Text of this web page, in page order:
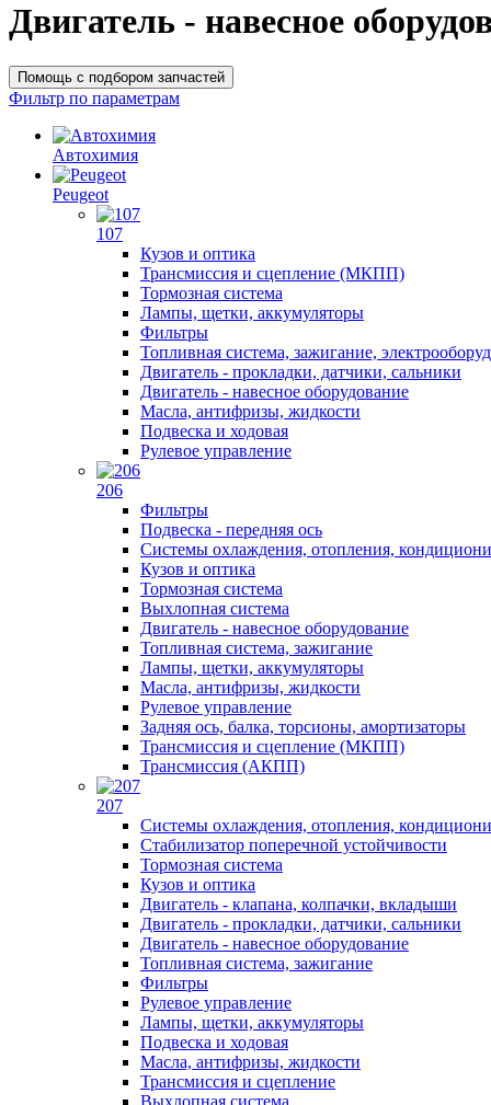
Двигатель - навесное
Помощь с подбором запчастей
Фильтр по параметрам
Автохимия
Peugeot
107
Кузов и оптика
Трансмиссия и сцепление (МКПП)
Тормозная система
Лампы, щетки, аккумуляторы
Фильтры
Топливная система, зажигание,
Двигатель - прокладки, датчики, сальники
Двигатель - навесное оборудование
Масла, антифризы, жидкости
Подвеска и ходовая
Рулевое управление
206
Фильтры
Подвеска - передняя ось
Системы охлаждения, отопления,
Кузов и оптика
Тормозная система
Выхлопная система
Двигатель - навесное оборудование
Топливная система, зажигание
Лампы, щетки, аккумуляторы
Масла, антифризы, жидкости
Рулевое управление
Задняя ось, балка, торсионы, амортизаторы
Трансмиссия и сцепление (МКПП)
Трансмиссия (АКПП)
207
Системы охлаждения, отопления,
Стабилизатор поперечной устойчивости
Тормозная система
Кузов и оптика
Двигатель - клапана, колпачки, вкладыши
Двигатель - прокладки, датчики, сальники
Двигатель - навесное оборудование
Топливная система, зажигание
Фильтры
Рулевое управление
Лампы, щетки, аккумуляторы
Подвеска и ходовая
Масла, антифризы, жидкости
Трансмиссия и сцепление
Выхлопная система